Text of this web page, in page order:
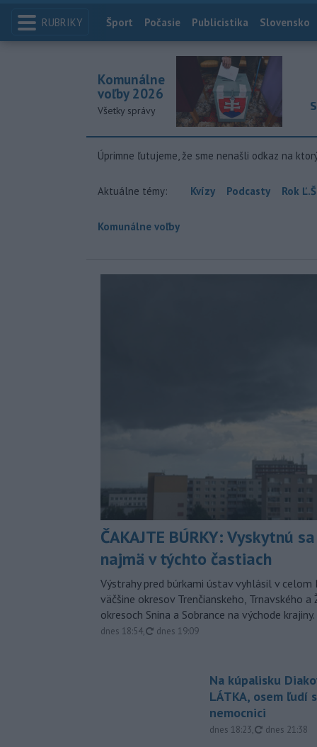
RUBRIKY Index
Šport Počasie Publicistika Slovensko
Komunálne
voľby 2026
Všetky správy
Úprimne ľutujeme, že sme nenašli odkaz na
Aktuálne témy: Kvízy Podcasty Rok
Komunálne voľby
ČAKAJTE BÚRKY: Vyskytnú
najmä v týchto častiach
Výstrahy pred búrkami ústav vyhlásil v
väčšine okresov Trenčianskeho, Trnavského a
okresoch Snina a Sobrance na východe krajiny.
dnes 18:54, aktualizované
dnes 19:09
Na kúpalisku
LÁTKA, osem ľudí
nemocnici
dnes 18:23, aktualizované
dnes 21:38